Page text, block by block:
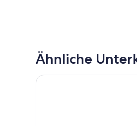
Ähnliche
H2 Hotel Leipzig